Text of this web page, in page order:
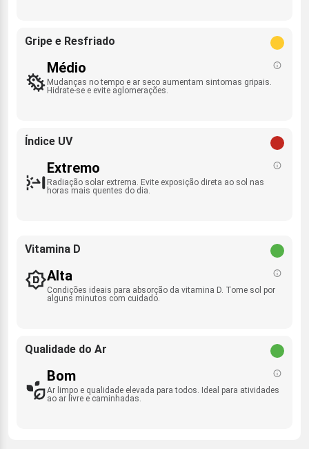
Gripe e Resfriado
Médio
Mudanças no tempo e ar seco aumentam sintomas gripais.
Hidrate-se e evite aglomerações.
Índice UV
Extremo
Radiação solar extrema. Evite exposição direta ao sol nas
horas mais quentes do dia.
Vitamina D
Alta
Condições ideais para absorção da vitamina D. Tome sol por
alguns minutos com cuidado.
Qualidade do Ar
Bom
Ar limpo e qualidade elevada para todos. Ideal para atividades
ao ar livre e caminhadas.